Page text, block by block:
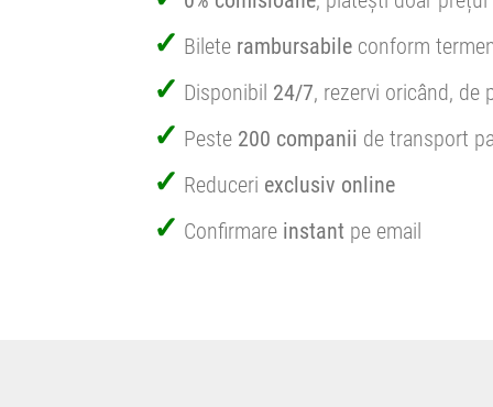
Bilete rambursabile conform
Disponibil 24/7, rezervi oricând, de
Peste 200 companii de transport
Reduceri exclusiv online
Confirmare instant pe email